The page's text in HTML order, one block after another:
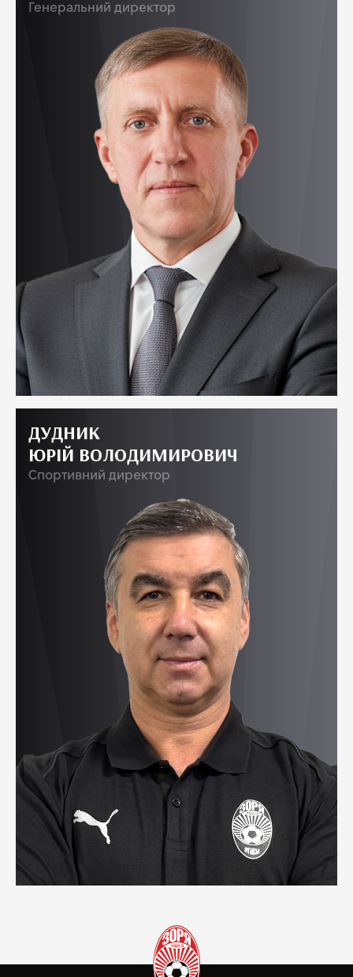
Генеральний директор
ДУДНИК
ЮРІЙ ВОЛОДИМИРОВИЧ
Спортивний директор